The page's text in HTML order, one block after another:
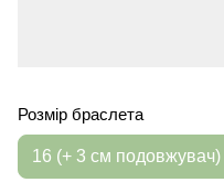
Розмір браслета
16 (+ 3 см подовжувач)